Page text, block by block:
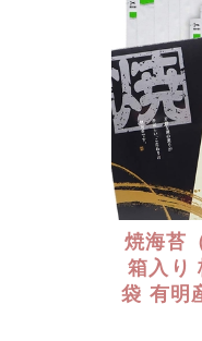
焼海苔
箱入り
袋 有明